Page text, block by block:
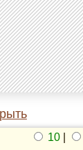
10|